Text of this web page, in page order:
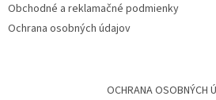
Obchodné a reklamačné podmienky
Ochrana osobných údajov
OCHRANA OSOBNÝCH